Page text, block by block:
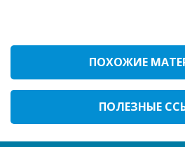
ПОХОЖИЕ
ПОЛЕЗНЫЕ